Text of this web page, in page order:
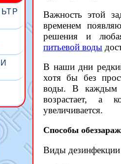
Важность этой
временем
решения и
питьевой воды
В наши дни
хотя бы без
воды. В каждым
возрастает, а
увеличивается.
Способы
Виды дезинфекции